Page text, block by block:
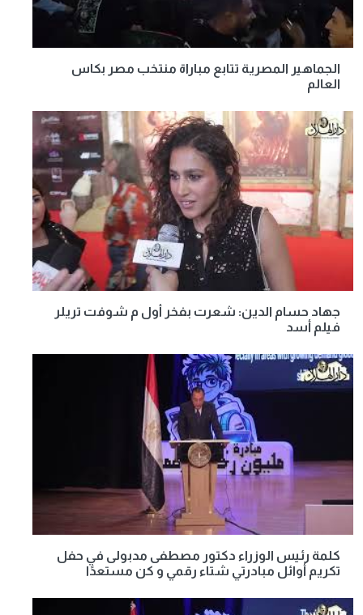
الجماهير المصرية تتابع مباراة منتخب مصر بكاس
العالم
جهاد حسام الدين: شعرت بفخر أول م شوفت تريلر
فيلم أسد
كلمة رئيس الوزراء دكتور مصطفى مدبولى في حفل
تكريم أوائل مبادرتي شتاء رقمي و كن مستعدًا